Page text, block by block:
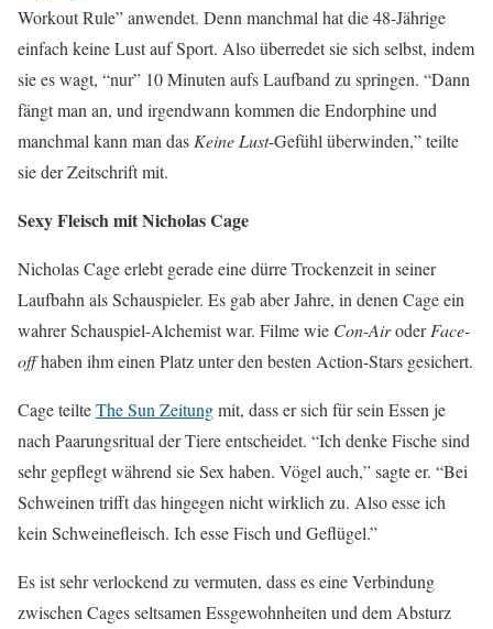
Workout Rule” anwendet. Denn manchmal hat die 48-Jährige
einfach keine Lust auf Sport. Also überredet sie sich selbst, indem
sie es wagt, “nur” 10 Minuten aufs Laufband zu springen. “Dann
fängt man an, und irgendwann kommen die Endorphine und
manchmal kann man das Keine Lust-Gefühl überwinden,” teilte
sie der Zeitschrift mit.
Sexy Fleisch mit Nicholas Cage
Nicholas Cage erlebt gerade eine dürre Trockenzeit in seiner
Laufbahn als Schauspieler. Es gab aber Jahre, in denen Cage ein
wahrer Schauspiel-Alchemist war. Filme wie Con-AiroderFace-
offhaben ihm einen Platz unter den besten Action-Stars gesichert.
Cage teilteThe Sun Zeitungmit, dass er sich für sein Essen je
nach Paarungsritual der Tiere entscheidet. “Ich denke Fische sind
sehr gepflegt während sie Sex haben. Vögel auch,” sagte er. “Bei
Schweinen trifft das hingegen nicht wirklich zu. Also esse ich
kein Schweinefleisch. Ich esse Fisch und Geflügel.”
Es ist sehr verlockend zu vermuten, dass es eine Verbindung
zwischen Cages seltsamen Essgewohnheiten und dem Absturz